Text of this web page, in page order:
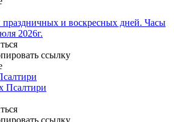
и воскресных дней. Часы
2026г.
Псалтири